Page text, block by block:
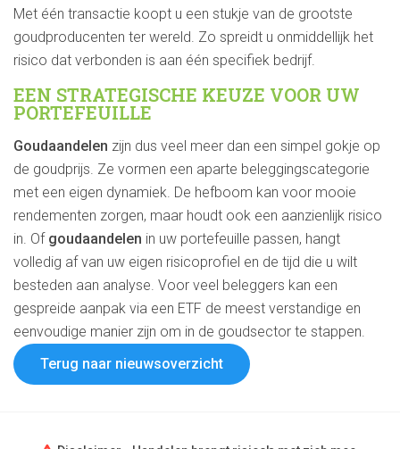
Met één transactie koopt u een stukje van de grootste
goudproducenten ter wereld. Zo spreidt u onmiddellijk het
risico dat verbonden is aan één specifiek bedrijf.
EEN STRATEGISCHE KEUZE VOOR UW
PORTEFEUILLE
Goudaandelen zijn dus veel meer dan een simpel gokje op
de goudprijs. Ze vormen een aparte beleggingscategorie
met een eigen dynamiek. De hefboom kan voor mooie
rendementen zorgen, maar houdt ook een aanzienlijk risico
in. Of goudaandelen in uw portefeuille passen, hangt
volledig af van uw eigen risicoprofiel en de tijd die u wilt
besteden aan analyse. Voor veel beleggers kan een
gespreide aanpak via een ETF de meest verstandige en
eenvoudige manier zijn om in de goudsector te stappen.
Terug naar nieuwsoverzicht